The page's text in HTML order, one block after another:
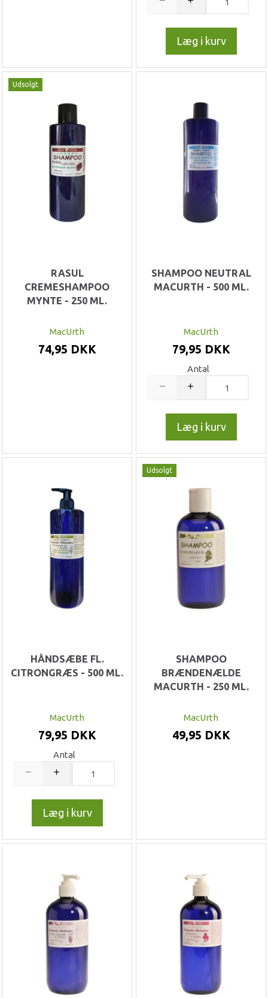
Læg i kurv
Udsolgt
RASUL
CREMESHAMPOO
MYNTE - 250 ML.
MacUrth
74,95 DKK
SHAMPOO NEUTRAL
MACURTH - 500 ML.
MacUrth
79,95 DKK
Antal
Læg i kurv
HÅNDSÆBE FL.
CITRONGRÆS - 500 ML.
MacUrth
79,95 DKK
Antal
Læg i kurv
Udsolgt
SHAMPOO
BRÆNDENÆLDE
MACURTH - 250 ML.
MacUrth
49,95 DKK